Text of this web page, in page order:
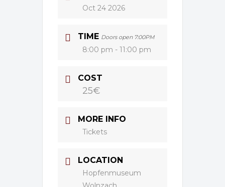
Oct 24 2026
TIME Doors open 7:00PM
8:00 pm - 11:00 pm
COST
25€
MORE INFO
Tickets
LOCATION
Hopfenmuseum